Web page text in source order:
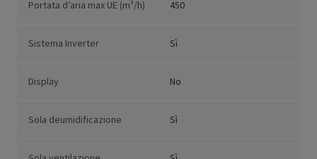
Portata d’aria max UE (m³/h) 450
Sistema Inverter Sì
Display No
Sola deumidificazione Sì